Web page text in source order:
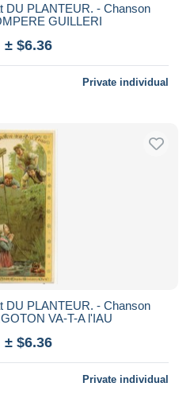
DU PLANTEUR. - Chanson
GUILLERI
± $6.36
Private individual
DU PLANTEUR. - Chanson
VA-T-A l'IAU
± $6.36
Private individual